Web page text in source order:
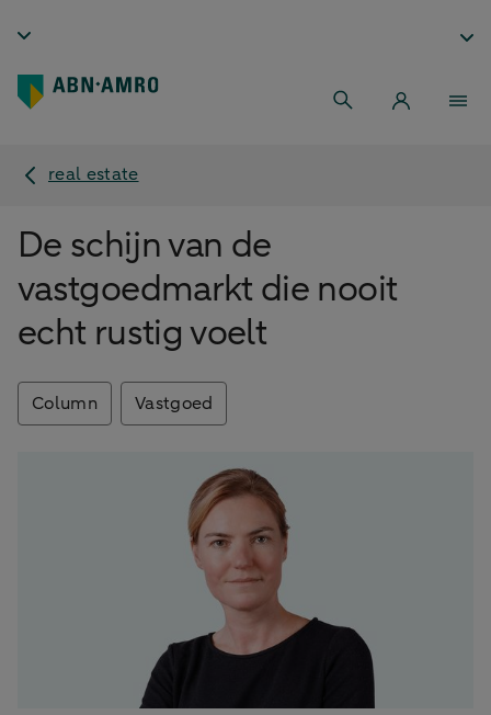
real estate
De schijn van de
vastgoedmarkt die nooit
echt rustig voelt
Column Vastgoed